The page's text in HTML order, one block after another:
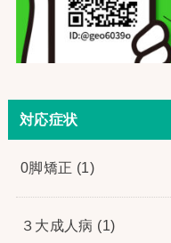
対応症状
0脚矯正 (1)
３大成人病 (1)